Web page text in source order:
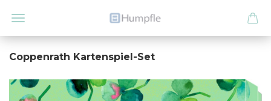
Coppenrath Kartenspiel-Set